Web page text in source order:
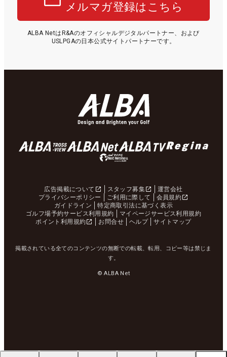
メルマガ登録はこちら
ALBA NetはR&Aのオフィシャルデジタルパートナー、および
USLPGAの日本公式サイトパートナーです。
広告掲載について スタッフ募集
運営会社
プライバシーポリシー
ご利用に際して
会員規約
ガイドライン
特定商取引法に基づく表示
ゴルフ場予約サービス利用規約
マイページサービス利用規約
ポイント利用規約
お問合せ ヘルプ サイトマップ
掲載されている全てのコンテンツの無断での転載、転用、コピー等は禁じま
す。
© ALBA Net